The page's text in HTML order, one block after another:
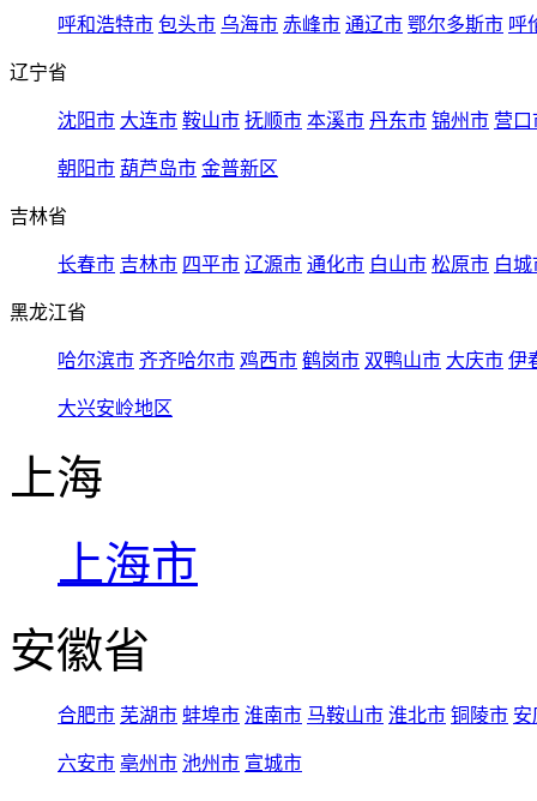
呼和浩特市 包头市 乌海市 赤峰市 通辽市 鄂尔多斯市 呼
辽宁省
沈阳市 大连市 鞍山市 抚顺市 本溪市 丹东市 锦州市 营口
朝阳市 葫芦岛市 金普新区
吉林省
长春市 吉林市 四平市 辽源市 通化市 白山市 松原市 白城
黑龙江省
哈尔滨市 齐齐哈尔市 鸡西市 鹤岗市 双鸭山市 大庆市 伊
大兴安岭地区
上海
上海市
安徽省
合肥市 芜湖市 蚌埠市 淮南市 马鞍山市 淮北市 铜陵市 安
六安市 亳州市 池州市 宣城市